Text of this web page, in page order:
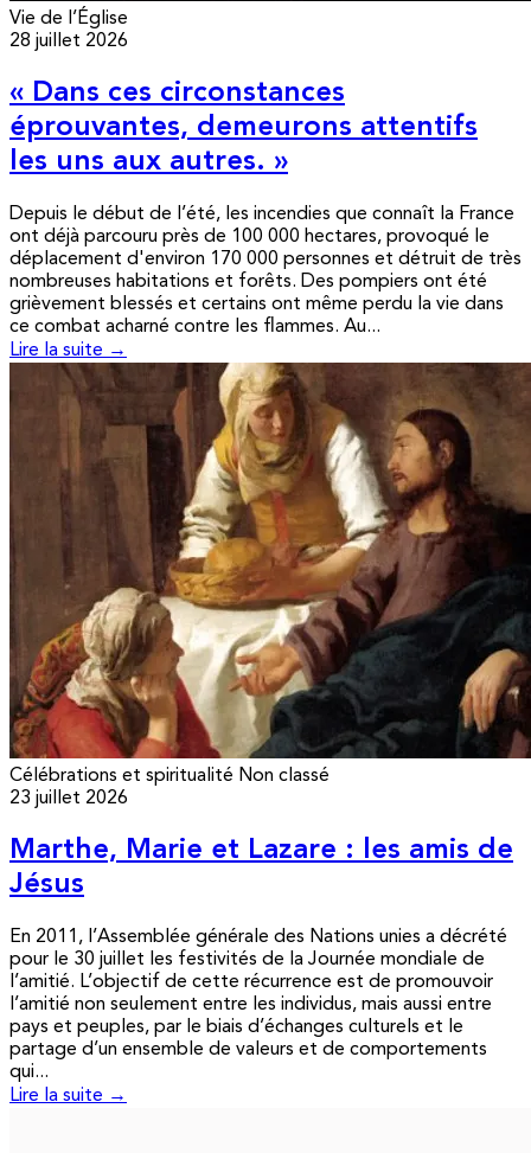
Vie de l’Église
28 juillet 2026
« Dans ces circonstances
éprouvantes, demeurons attentifs
les uns aux autres. »
Depuis le début de l’été, les incendies que connaît la France
ont déjà parcouru près de 100 000 hectares, provoqué le
déplacement d'environ 170 000 personnes et détruit de très
nombreuses habitations et forêts. Des pompiers ont été
grièvement blessés et certains ont même perdu la vie dans
ce combat acharné contre les flammes. Au...
Lire la suite →
Célébrations et spiritualité Non classé
23 juillet 2026
Marthe, Marie et Lazare : les amis de
Jésus
En 2011, l’Assemblée générale des Nations unies a décrété
pour le 30 juillet les festivités de la Journée mondiale de
l’amitié. L’objectif de cette récurrence est de promouvoir
l’amitié non seulement entre les individus, mais aussi entre
pays et peuples, par le biais d’échanges culturels et le
partage d’un ensemble de valeurs et de comportements
qui...
Lire la suite →